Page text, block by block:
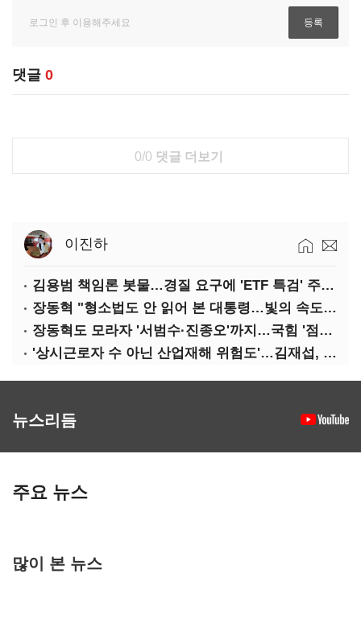
댓글 0
0/0 댓글 더보기
이진하
김용범 책임론 봇물…경질 요구에 'ETF 특검' 주장까지
장동혁 "형소법도 안 읽어 본 대통령…빛의 속도로 무너질 것"
장동혁도 모라자 '서범수·진종오'까지…국힘 '점입가경'
'상시근로자 수 아닌 산업재해 위험도'…김재섭, 산재예방 지원기준 손질
뉴스리듬
주요 뉴스
많이 본 뉴스